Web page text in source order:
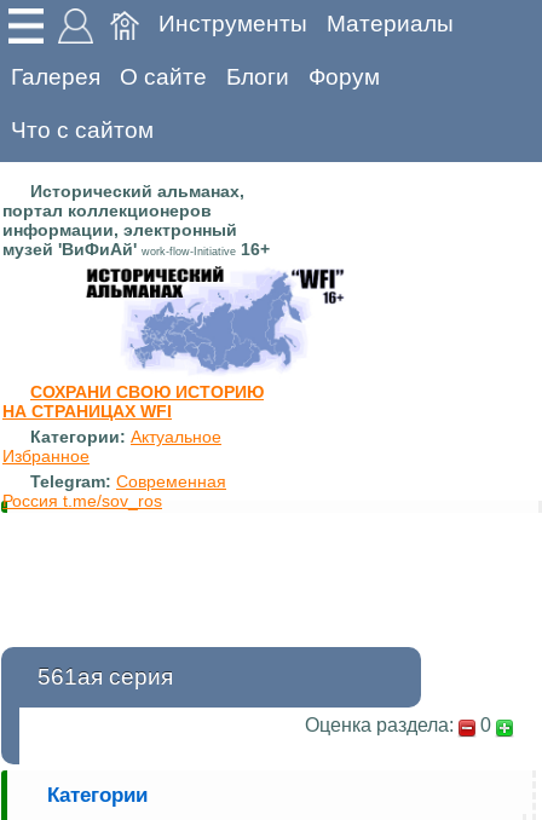
Инструменты Материалы
Галерея О сайте Блоги Форум
Что с сайтом
Исторический альманах,
портал коллекционеров
информации, электронный
музей 'ВиФиАй' work-flow-Initiative 16+
СОХРАНИ СВОЮ ИСТОРИЮ
НА СТРАНИЦАХ WFI
Категории: Актуальное
Избранное
Telegram: Современная
Россия t.me/sov_ros
561ая серия
Оценка раздела: 0
Категории